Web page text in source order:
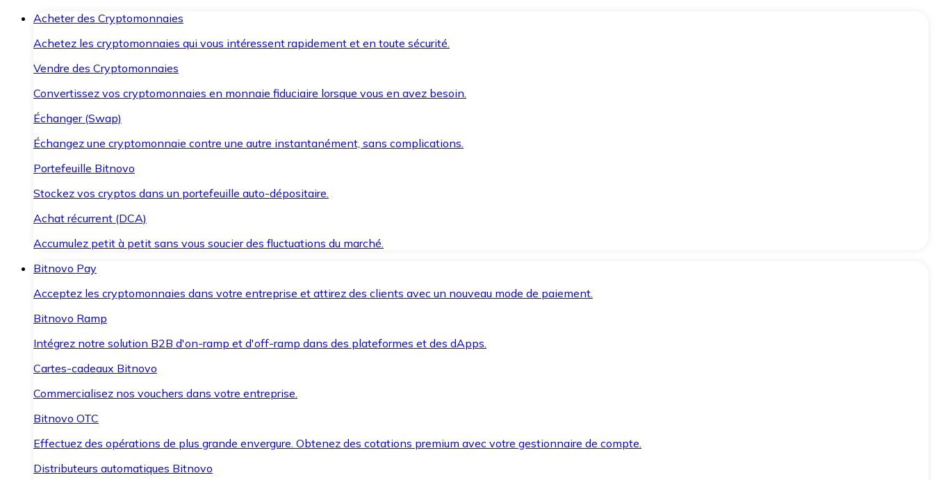
Acheter des Cryptomonnaies
Achetez les cryptomonnaies qui vous intéressent rapidement et en toute sécurité.
Vendre des Cryptomonnaies
Convertissez vos cryptomonnaies en monnaie fiduciaire lorsque vous en avez besoin.
Échanger (Swap)
Échangez une cryptomonnaie contre une autre instantanément, sans complications.
Portefeuille Bitnovo
Stockez vos cryptos dans un portefeuille auto-dépositaire.
Achat récurrent (DCA)
Accumulez petit à petit sans vous soucier des fluctuations du marché.
Bitnovo Pay
Acceptez les cryptomonnaies dans votre entreprise et attirez des clients avec un nouveau mode de paiement.
Bitnovo Ramp
Intégrez notre solution B2B d'on-ramp et d'off-ramp dans des plateformes et des dApps.
Cartes-cadeaux Bitnovo
Commercialisez nos vouchers dans votre entreprise.
Bitnovo OTC
Effectuez des opérations de plus grande envergure. Obtenez des cotations premium avec votre gestionnaire de compte.
Distributeurs automatiques Bitnovo